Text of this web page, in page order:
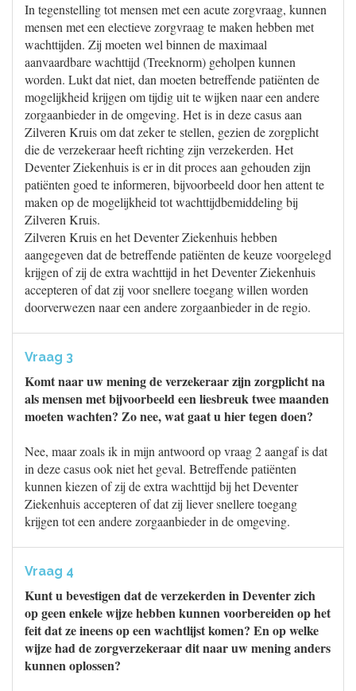
In tegenstelling tot mensen met een acute zorgvraag, kunnen
mensen met een electieve zorgvraag te maken hebben met
wachttijden. Zij moeten wel binnen de maximaal
aanvaardbare wachttijd (Treeknorm) geholpen kunnen
worden. Lukt dat niet, dan moeten betreffende patiënten de
mogelijkheid krijgen om tijdig uit te wijken naar een andere
zorgaanbieder in de omgeving. Het is in deze casus aan
Zilveren Kruis om dat zeker te stellen, gezien de zorgplicht
die de verzekeraar heeft richting zijn verzekerden. Het
Deventer Ziekenhuis is er in dit proces aan gehouden zijn
patiënten goed te informeren, bijvoorbeeld door hen attent te
maken op de mogelijkheid tot wachttijdbemiddeling bij
Zilveren Kruis.
Zilveren Kruis en het Deventer Ziekenhuis hebben
aangegeven dat de betreffende patiënten de keuze voorgelegd
krijgen of zij de extra wachttijd in het Deventer Ziekenhuis
accepteren of dat zij voor snellere toegang willen worden
doorverwezen naar een andere zorgaanbieder in de regio.
Vraag 3
Komt naar uw mening de verzekeraar zijn zorgplicht na
als mensen met bijvoorbeeld een liesbreuk twee maanden
moeten wachten? Zo nee, wat gaat u hier tegen doen?
Nee, maar zoals ik in mijn antwoord op vraag 2 aangaf is dat
in deze casus ook niet het geval. Betreffende patiënten
kunnen kiezen of zij de extra wachttijd bij het Deventer
Ziekenhuis accepteren of dat zij liever snellere toegang
krijgen tot een andere zorgaanbieder in de omgeving.
Vraag 4
Kunt u bevestigen dat de verzekerden in Deventer zich
op geen enkele wijze hebben kunnen voorbereiden op het
feit dat ze ineens op een wachtlijst komen? En op welke
wijze had de zorgverzekeraar dit naar uw mening anders
kunnen oplossen?